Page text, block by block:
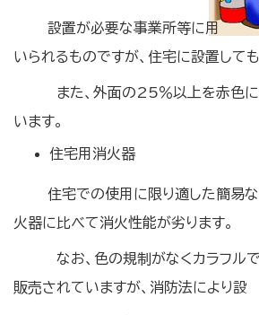
設置が必要な事業所等に用
いられるものですが、住宅に設置して
また、外面の25％以上を赤色に
います。
住宅用消火器
住宅での使用に限り適した簡易な
火器に比べて消火性能が劣ります。
なお、色の規制がなくカラフルで
販売されていますが、消防法により設